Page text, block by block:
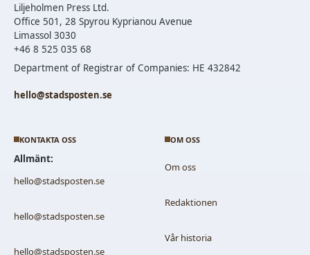
Liljeholmen Press Ltd.
Office 501, 28 Spyrou Kyprianou Avenue
Limassol 3030
+46 8 525 035 68
Department of Registrar of Companies: HE 432842
hello@stadsposten.se
KONTAKTA OSS
Allmänt:
hello@stadsposten.se
hello@stadsposten.se
hello@stadsposten.se
OM OSS
Om oss
Redaktionen
Vår historia